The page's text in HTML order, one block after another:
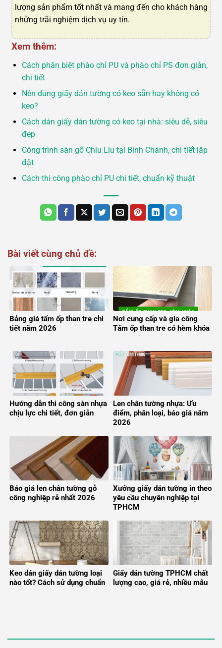
lượng sản phẩm tốt nhất và mang đến cho khách hàng
những trãi nghiệm dịch vụ uy tín.
Xem thêm:
Cách phân biệt phào chỉ PU và phào chỉ PS đơn giản,
chi tiết
Nên dùng giấy dán tường có keo sẵn hay không có
keo?
Cách dán giấy dán tường có keo tại nhà: siêu dễ, siêu
đẹp
Công trình sàn gỗ Chiu Liu tại Bình Chánh, chi tiết lắp
đặt
Cách thi công phào chỉ PU chi tiết, chuẩn kỹ thuật
Bài viết cùng chủ đề:
Bảng giá tấm ốp than tre chi
tiết năm 2026
Nơi cung cấp và gia công
Tấm ốp than tre có hèm khóa
Hướng dẫn thi công sàn nhựa
chịu lực chi tiết, đơn giản
Len chân tường nhựa: Ưu
điểm, phân loại, báo giá năm
2026
Báo giá len chân tường gỗ
công nghiệp rẻ nhất 2026
Xưởng giấy dán tường in theo
yêu cầu chuyên nghiệp tại
TPHCM
Keo dán giấy dán tường loại
nào tốt? Cách sử dụng chuẩn
Giấy dán tường TPHCM chất
lượng cao, giá rẻ, nhiều mẫu